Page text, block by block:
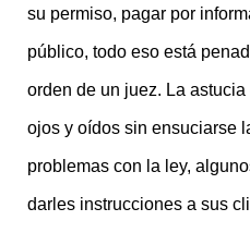
su permiso, pagar por
público, todo eso está
orden de un juez. La
ojos y oídos sin ensuciarse
problemas con la ley,
darles instrucciones a sus